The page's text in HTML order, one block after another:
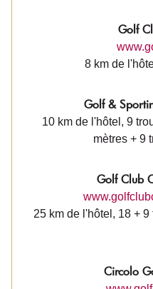
Golf
8 km de
Golf &
10 km de l'hôtel, 9
mètres + 9
Golf Club
25 km de l'hôtel, 18 +
Circolo